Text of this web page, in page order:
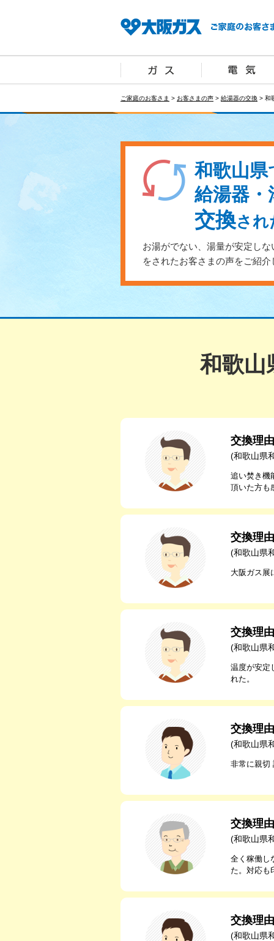
ご家庭のお客さま > お客さまの声 > 給湯器の交換 > 和
和歌山県
給湯器・
交換され
お湯がでない、湯量が安定し
をされたお客さまの声をご紹介
和歌山
交換理
(和歌山県
追い焚き機
頂いた方も
交換理
(和歌山県
大阪ガス展
交換理
(和歌山県
温度が安定
れた。
交換理
(和歌山県
非常に親切
交換理
(和歌山県
全く稼働し
た。対応も
交換理
(和歌山県